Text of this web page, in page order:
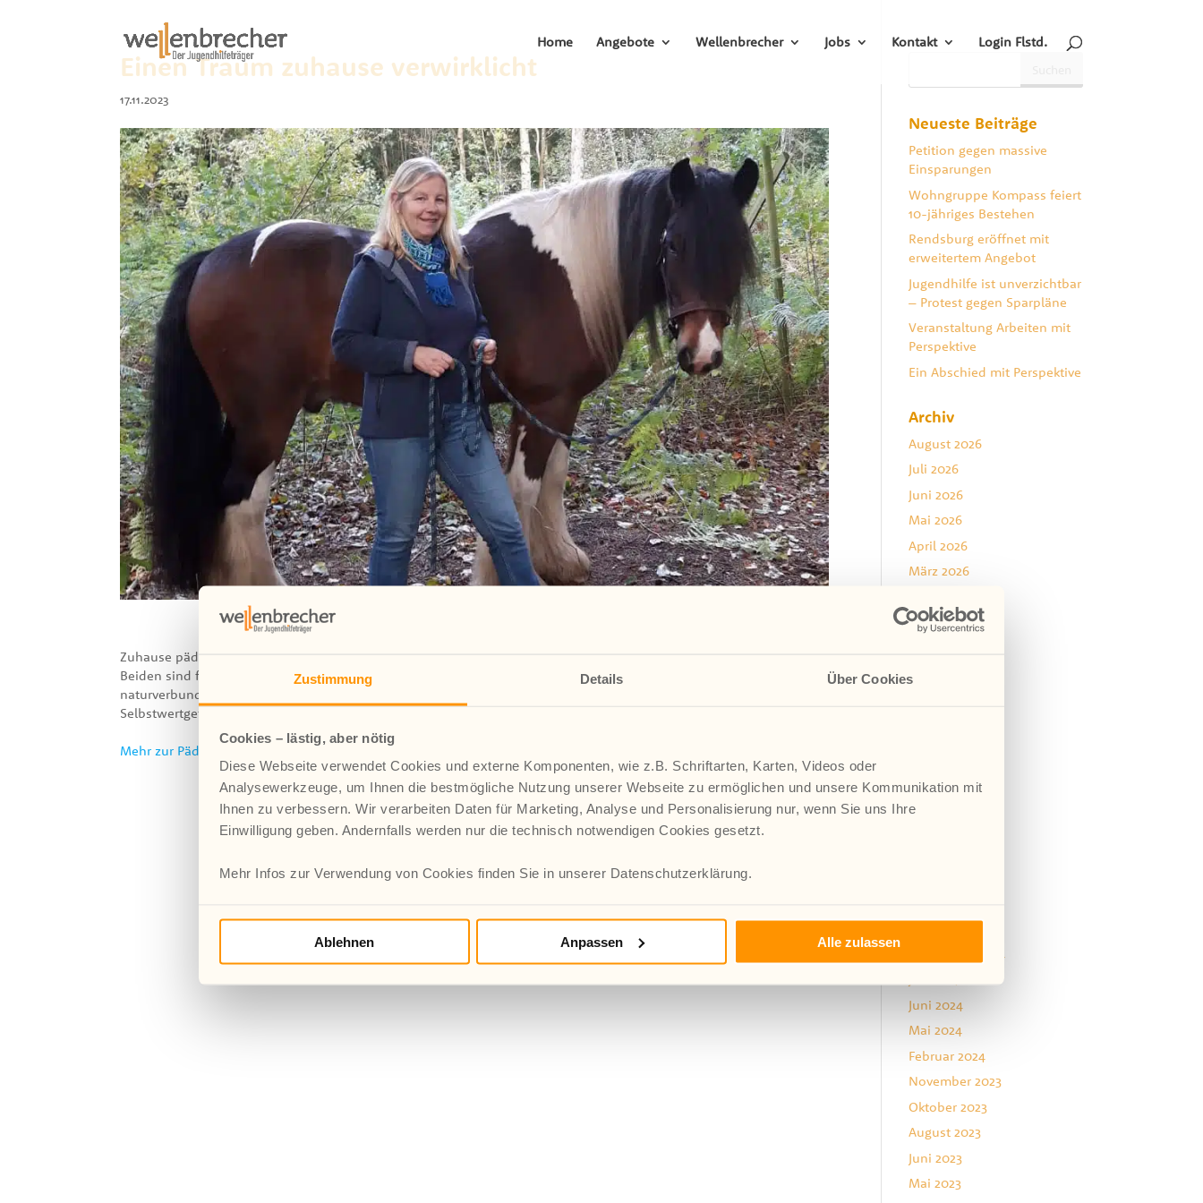
Zustimmung Details Über Cookies
Cookies – lästig, aber nötig
Diese Webseite verwendet Cookies und externe Komponenten, wie z.B. Schriftarten, Karten, Videos oder
Analysewerkzeuge, um Ihnen die bestmögliche Nutzung unserer Webseite zu ermöglichen und unsere Kommunikation mit
Ihnen zu verbessern. Wir verarbeiten Daten für Marketing, Analyse und Personalisierung nur, wenn Sie uns Ihre
Einwilligung geben. Andernfalls werden nur die technisch notwendigen Cookies gesetzt.
Mehr Infos zur Verwendung von Cookies finden Sie in unserer Datenschutzerklärung.
Ablehnen Anpassen Alle zulassen
Home Angebote Wellenbrecher Jobs Kontakt Login Flstd.
Einen Traum zuhause verwirklicht
17.11.2023
Zuhause pädagogisch zu arbeiten bedeutet für Heike und ihren Partner Heinz einen Traum verwirklicht zu haben. Die
Beiden sind für Wellenbrecher e.V. seit 12 Jahren als Pädagogische Lebensgemeinschaft tätig. Auf dem
naturverbundenen Hof in Niedersachsen finden Kinder und Jugendliche ein Umfeld, in dem Sicherheit, Bindung,
Selbstwertgefühl im Mittelpunkt stehen.
Mehr zur Pädagogischen Lebensgemeinschaft von Heike und Heinz steht hier.
Neueste Beiträge
Petition gegen massive
Einsparungen
Wohngruppe Kompass feiert
10-jähriges Bestehen
Rendsburg eröffnet mit
erweitertem Angebot
Jugendhilfe ist unverzichtbar
– Protest gegen Sparpläne
Veranstaltung Arbeiten mit
Perspektive
Ein Abschied mit Perspektive
Archiv
August 2026
Juli 2026
Juni 2026
Mai 2026
April 2026
März 2026
Dezember 2025
August 2025
Oktober 2024
September 2024
Juni 2024
Mai 2024
Februar 2024
November 2023
Oktober 2023
August 2023
Juni 2023
Mai 2023